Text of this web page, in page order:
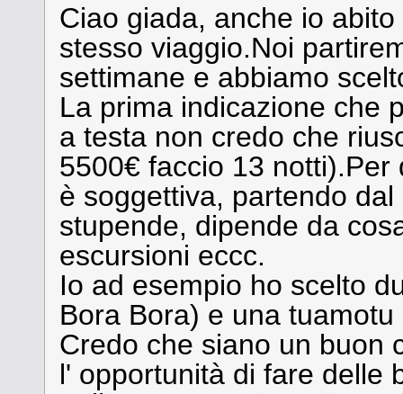
Ciao giada, anche io
stesso viaggio.Noi
settimane e abbiamo
La prima indicazione che
a testa non credo che
5500€ faccio 13
è soggettiva, partendo
stupende, dipende da
escursioni eccc.
Io ad esempio ho scelto
Bora Bora) e una
Credo che siano un buon
l' opportunità di fare delle